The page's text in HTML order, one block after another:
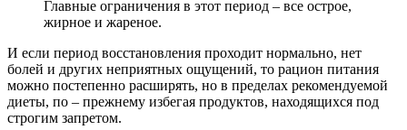
Главные ограничения в этот период – все острое,
жирное и жареное.
И если период восстановления проходит нормально, нет
болей и других неприятных ощущений, то рацион питания
можно постепенно расширять, но в пределах рекомендуемой
диеты, по – прежнему избегая продуктов, находящихся под
строгим запретом.